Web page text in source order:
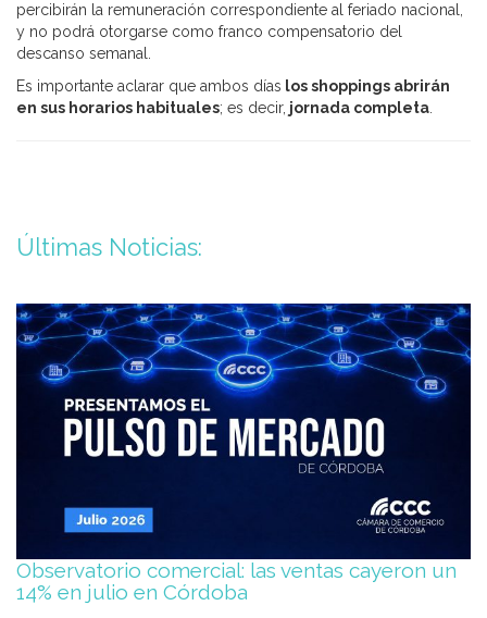
percibirán la remuneración correspondiente al feriado nacional,
y no podrá otorgarse como franco compensatorio del
descanso semanal.
Es importante aclarar que ambos días los shoppings abrirán
en sus horarios habituales; es decir, jornada completa
Últimas Noticias:
Observatorio comercial: las ventas cayeron un
14% en julio en Córdoba